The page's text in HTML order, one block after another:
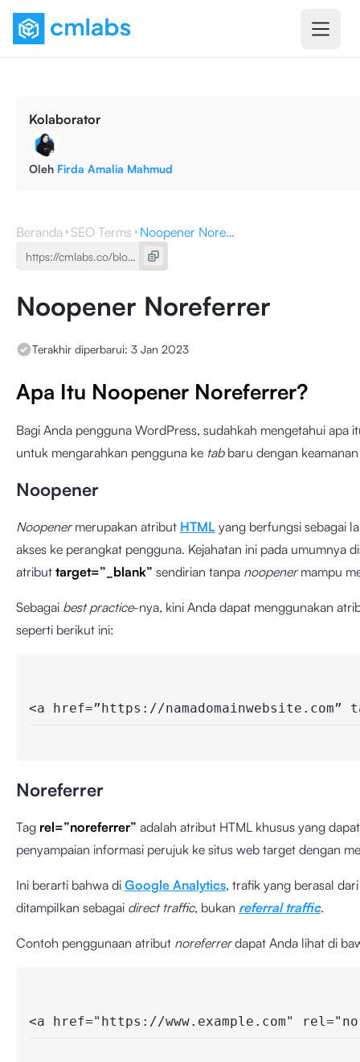
Kolaborator
Oleh Firda Amalia Mahmud
Beranda SEO Terms Noopener Noreferrer
Noopener Noreferrer
Terakhir diperbarui: 3 Jan 2023
Apa Itu Noopener Noreferrer?
Bagi Anda pengguna WordPress, sudahkah mengetahui apa
untuk mengarahkan pengguna ke tab baru dengan
Noopener
Noopenermerupakan atribut HTML yang berfungsi sebagai
akses ke perangkat pengguna. Kejahatan ini pada umumnya
atribut target=”_blank” sendirian tanpa noopenermampu
Sebagai best practice-nya, kini Anda dapat menggunakan
seperti berikut ini:
<a href=”https://
Noreferrer
Tag rel=”noreferrer” adalah atribut HTML khusus yang
penyampaian informasi perujuk ke situs web target dengan
Ini berarti bahwa di Google Analytics, trafik yang berasal
ditampilkan sebagai direct traffic, bukan referral traffic.
Contoh penggunaan atribut noreferrerdapat Anda lihat di
<a href="https://www.example.com"